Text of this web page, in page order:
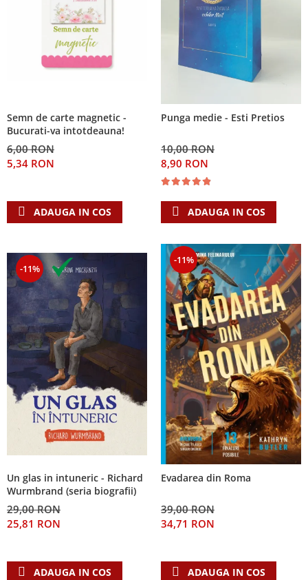
Semn de carte magnetic -
Bucurati-va intotdeauna!
6,00 RON
5,34 RON
ADAUGA IN COS
Punga medie - Esti Pretios
10,00 RON
8,90 RON
ADAUGA IN COS
-11%
Un glas in intuneric - Richard
Wurmbrand (seria biografii)
29,00 RON
25,81 RON
ADAUGA IN COS
-11%
Evadarea din Roma
39,00 RON
34,71 RON
ADAUGA IN COS